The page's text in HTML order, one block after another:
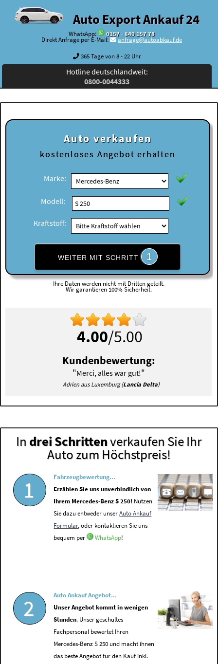
Auto Export Ankauf 24
WhatsApp:
0157 - 849 157 78
Direkt Anfrage per E-Mail:
anfrage@autoabkauf.de
365 Tage von 8 - 22 Uhr
Hotline deutschlandweit:
0800-0044333
Auto verkaufen
kostenloses Angebot erhalten
Marke:
Modell:
Kraftstoff:
WEITER MIT SCHRITT 1
Ihre Daten werden nicht mit Dritten geteilt.
Wir garantieren 100% Sicherheit.
4.00/5.00
Kundenbewertung:
"Merci, alles war gut!"
Adrien aus Luxemburg (Lancia Delta)
In drei Schrittenverkaufen Sie Ihr
Auto zum Höchstpreis!
1
Fahrzeugbewertung...
Erzählen Sie uns unverbindlich von
Ihrem Mercedes-Benz S 250! Nutzen
Sie dazu entweder unserAuto Ankauf
Formular, oder kontaktieren Sie uns
bequem per
WhatsApp!
2
Auto Ankauf Angebot...
Unser Angebot kommt in wenigen
Stunden. Unser geschultes
Fachpersonal bewertet Ihren
Mercedes-Benz S 250 und macht ihnen
das beste Angebot für den Kauf inkl.